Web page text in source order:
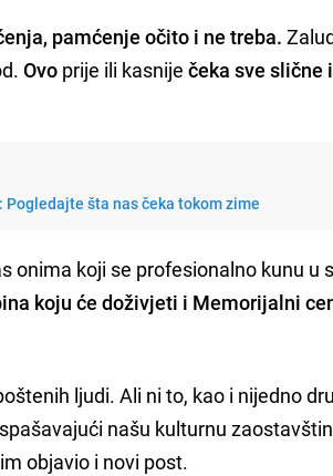
pamćenje očito i ne treba.
Ovo prije ili kasnije čeka sve slične
šta nas čeka tokom zime
onima koji se profesionalno kunu u
koju će doživjeti i Memorijalni
ljudi. Ali ni to, kao i nijedno
našu kulturnu
objavio i novi post.